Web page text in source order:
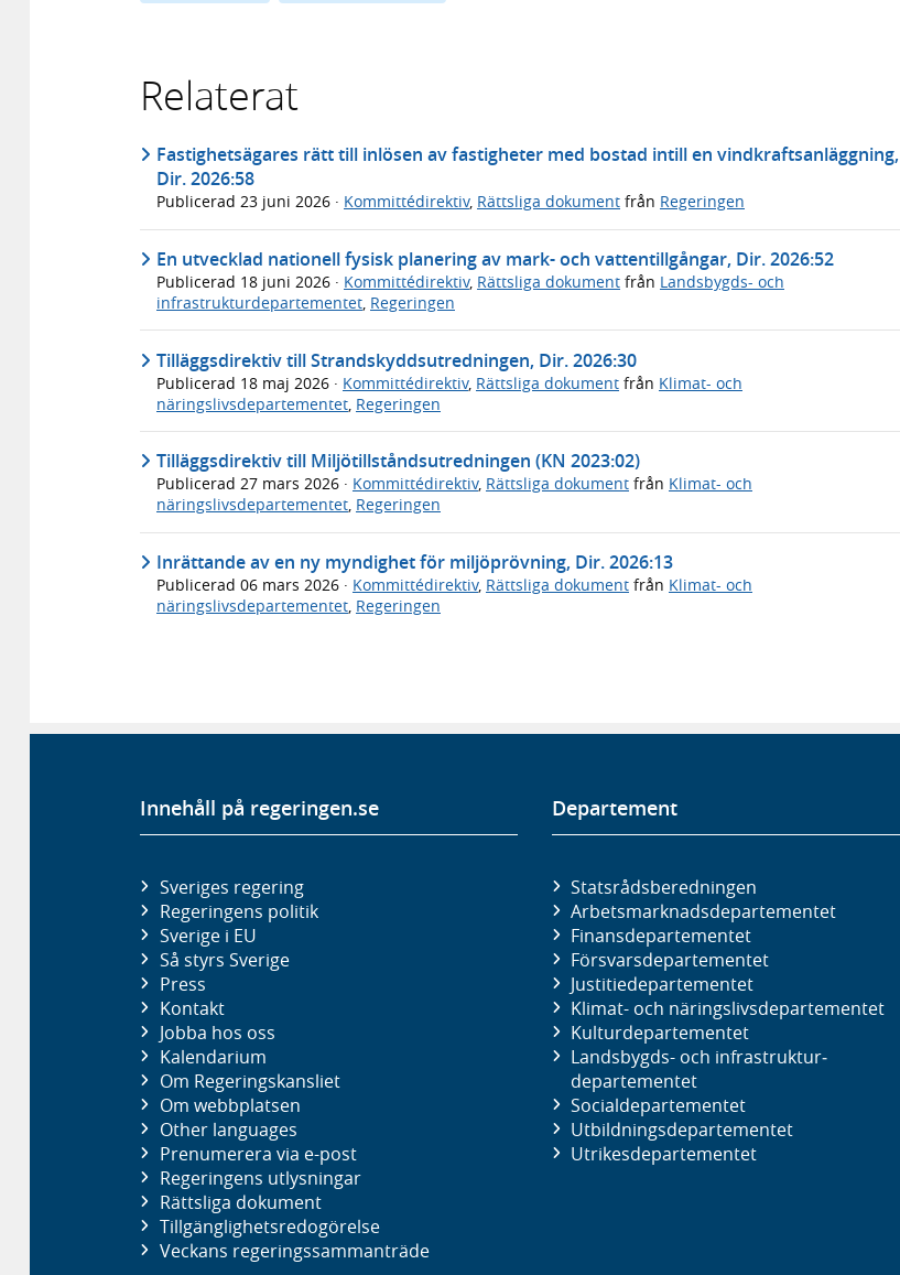
Relaterat
Fastighetsägares rätt till inlösen av fastigheter med bostad intill en vindkraftsanläggning,
Dir. 2026:58
Publicerad 23 juni 2026 · Kommittédirektiv, Rättsliga dokument från Regeringen
En utvecklad nationell fysisk planering av mark- och vattentillgångar, Dir. 2026:52
Publicerad 18 juni 2026 · Kommittédirektiv, Rättsliga dokument från Landsbygds- och
infrastrukturdepartementet, Regeringen
Tilläggsdirektiv till Strandskyddsutredningen, Dir. 2026:30
Publicerad 18 maj 2026 · Kommittédirektiv, Rättsliga dokument från Klimat- och
näringslivsdepartementet Regeringen
Tilläggsdirektiv till Miljötillståndsutredningen (KN 2023:02)
Publicerad 27 mars 2026 · Kommittédirektiv, Rättsliga dokument från Klimat- och
näringslivsdepartementet, Regeringen
Inrättande av en ny myndighet för miljöprövning, Dir. 2026:13
Publicerad 06 mars 2026 · Kommittédirektiv, Rättsliga dokument från Klimat- och
näringslivsdepartementet, Regeringen
Innehåll på regeringen.se
Sveriges regering
Regeringens politik
Sverige i EU
Så styrs Sverige
Press
Kontakt
Jobba hos oss
Kalendarium
Om Regeringskansliet
Om webbplatsen
Other languages
Prenumerera via e-post
Regeringens utlysningar
Rättsliga dokument
Tillgänglighetsredogörelse
Veckans regeringssammanträde
Departement
Statsrådsberedningen
Arbetsmarknads­departementet
Finans­departementet
Försvars­departementet
Justitie­departementet
Klimat- och näringslivs­departementet
Kultur­departementet
Landsbygds- och infrastruktur­
departementet
Social­departementet
Utbildnings­departementet
Utrikes­departementet